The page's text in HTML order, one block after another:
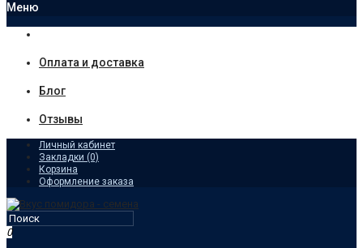
Меню
Оплата и доставка
Блог
Отзывы
Личный кабинет
Закладки (0)
Корзина
Оформление заказа
0